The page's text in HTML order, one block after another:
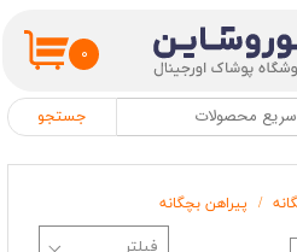
۰
جستجو
پیراهن بچگانه